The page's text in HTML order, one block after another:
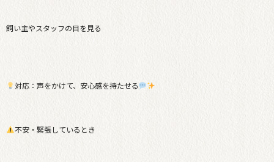
飼い主やスタッフの目を見る
対応：声をかけて、安心感を持たせる
不安・緊張しているとき